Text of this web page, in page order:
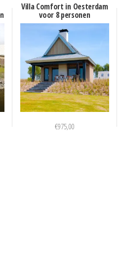
Villa Comfort in Oesterdam
voor 8 personen
€975,00